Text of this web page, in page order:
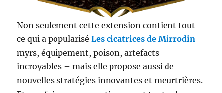
Non seulement cette extension contient tout
ce qui a populariséLes cicatrices de Mirrodin –
myrs, équipement, poison, artefacts
incroyables – mais elle propose aussi de
nouvelles stratégies innovantes et meurtrières.